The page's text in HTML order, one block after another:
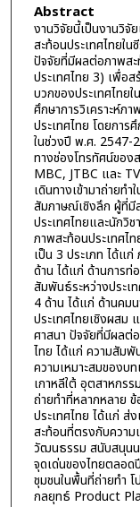
Abstract
งานวิจัยนี้เป็นงานวิ
สะท้อนประเทศไทยใ
ปัจจัยที่มีผลต่อภาพสะ
ประเทศไทย 3) เพื่อส
บวกของประเทศไทยใ
ศึกษาการวิเคราะห์ภา
ประเทศไทย โดยการ
ในช่วงปี พ.ศ. 2547-
ทางช่องโทรทัศน์ของ
MBC, JTBC และ
เดินทางเข้ามาถ่ายท
สัมภาษณ์เชิงลึก ผู้ที่มีส่
ประเทศไทยและนักวิช
ภาพสะท้อนประเทศไ
เป็น 3 ประเภท ได้แ
ด้าน ได้แก่ ด้านการท่
สัมพันธ์ระหว่างประเ
4 ด้าน ได้แก่ ด้านคม
ประเทศไทยเชิงผสม
ศาสนา ปัจจัยที่มีผลต่อ
ไทย ได้แก่ ความสัมพั
ความเหมาะสมของบ
เกาหลีใต้ อุตสาหกร
ถ่ายทำที่หลากหลาย
ประเทศไทย ได้แก่ ส่
สะท้อนที่ตรงกับความ
วัฒนธรรม สนับสนุนน
จุดเด่นของไทยตลอ
ชุมชนในพื้นที่ถ่ายทำ โ
กลยุทธ์ Product